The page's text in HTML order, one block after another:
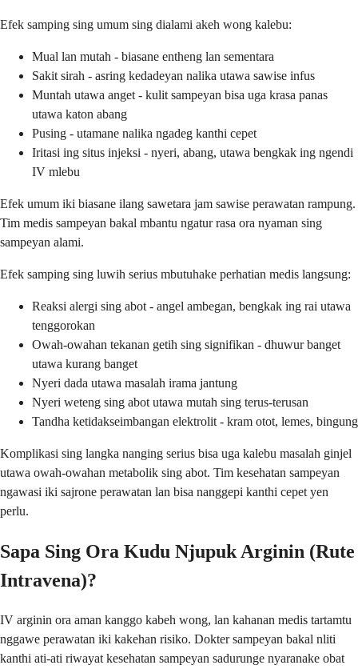
Efek samping sing umum sing dialami akeh wong kalebu:
Mual lan mutah - biasane entheng lan sementara
Sakit sirah - asring kedadeyan nalika utawa sawise infus
Muntah utawa anget - kulit sampeyan bisa uga krasa panas
utawa katon abang
Pusing - utamane nalika ngadeg kanthi cepet
Iritasi ing situs injeksi - nyeri, abang, utawa bengkak ing ngendi
IV mlebu
Efek umum iki biasane ilang sawetara jam sawise perawatan rampung.
Tim medis sampeyan bakal mbantu ngatur rasa ora nyaman sing
sampeyan alami.
Efek samping sing luwih serius mbutuhake perhatian medis langsung:
Reaksi alergi sing abot - angel ambegan, bengkak ing rai utawa
tenggorokan
Owah-owahan tekanan getih sing signifikan - dhuwur banget
utawa kurang banget
Nyeri dada utawa masalah irama jantung
Nyeri weteng sing abot utawa mutah sing terus-terusan
Tandha ketidakseimbangan elektrolit - kram otot, lemes, bingung
Komplikasi sing langka nanging serius bisa uga kalebu masalah ginjel
utawa owah-owahan metabolik sing abot. Tim kesehatan sampeyan
ngawasi iki sajrone perawatan lan bisa nanggepi kanthi cepet yen
perlu.
Sapa Sing Ora Kudu Njupuk Arginin (Rute
Intravena)?
IV arginin ora aman kanggo kabeh wong, lan kahanan medis tartamtu
nggawe perawatan iki kakehan risiko. Dokter sampeyan bakal nliti
kanthi ati-ati riwayat kesehatan sampeyan sadurunge nyaranake obat